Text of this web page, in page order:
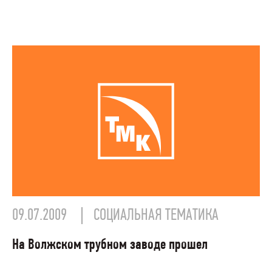
09.07.2009 СОЦИАЛЬНАЯ ТЕМАТИКА
На Волжском трубном заводе прошел